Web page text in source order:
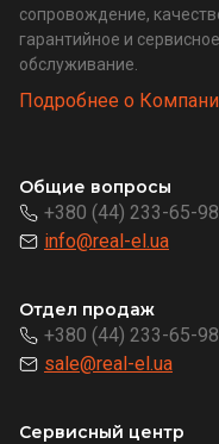
сопровождение,
гарантийное и сервисное
обслуживание.
Подробнее о
Общие вопросы
+380 (44) 233-65-98
info@real-el.ua
Отдел продаж
+380 (44) 233-65-98
sale@real-el.ua
Сервисный центр